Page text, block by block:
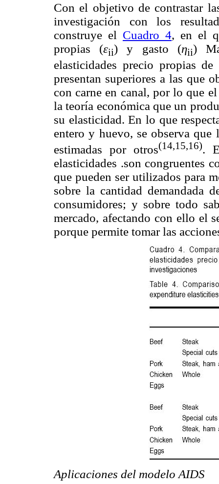
Con el objetivo de contrastar
investigación con los
construye el Cuadro 4, en el
propias (εii) y gasto (ηii)
elasticidades precio propias
presentan superiores a las que
con carne en canal, por lo que
la teoría económica que un
su elasticidad. En lo que
entero y huevo, se observa que
estimadas por otros(14,15,16).
elasticidades .son congruentes
que pueden ser utilizados para
sobre la cantidad demandada
consumidores; y sobre todo
mercado, afectando con ello el
porque permite tomar las
Aplicaciones del modelo AIDS